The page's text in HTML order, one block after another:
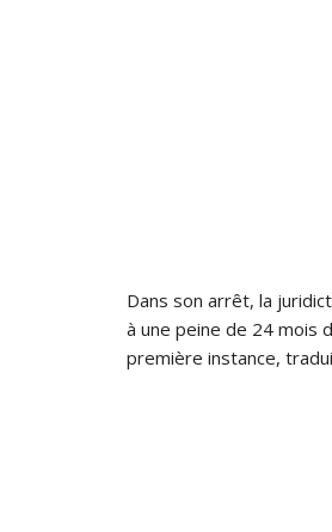
Dans son arrêt, la
à une peine de 24 mois
première instance,